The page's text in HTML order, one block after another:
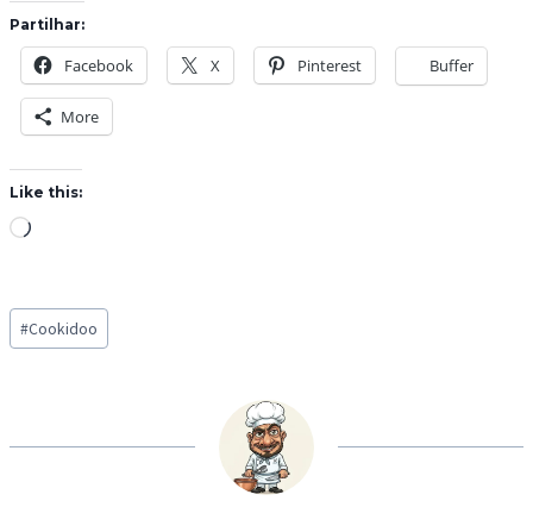
Partilhar:
Facebook X Pinterest Buffer
More
Like this:
L
d
i
…
Post
Tags:
#Cookidoo